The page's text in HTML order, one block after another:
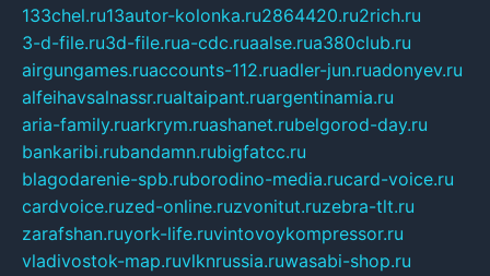
133chel.ru13autor-kolonka.ru2864420.ru2rich.ru
3-d-file.ru3d-file.rua-cdc.ruaalse.rua380club.ru
airgungames.ruaccounts-112.ruadler-jun.ruadonyev.ru
alfeihavsalnassr.rualtaipant.ruargentinamia.ru
aria-family.ruarkrym.ruashanet.rubelgorod-day.ru
bankaribi.rubandamn.rubigfatcc.ru
blagodarenie-spb.ruborodino-media.rucard-voice.ru
cardvoice.ruzed-online.ruzvonitut.ruzebra-tlt.ru
zarafshan.ruyork-life.ruvintovoykompressor.ru
vladivostok-map.ruvlknrussia.ruwasabi-shop.ru